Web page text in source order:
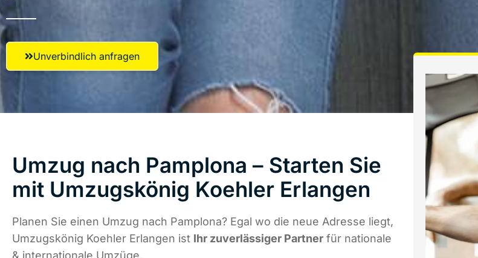
Unverbindlich anfragen
Umzug nach Pamplona – Starten Sie
mit Umzugskönig Koehler Erlangen
Planen Sie einen Umzug nach Pamplona? Egal wo die neue Adresse liegt,
Umzugskönig Koehler Erlangen ist Ihr zuverlässiger Partner für nationale
& internationale Umzüge.